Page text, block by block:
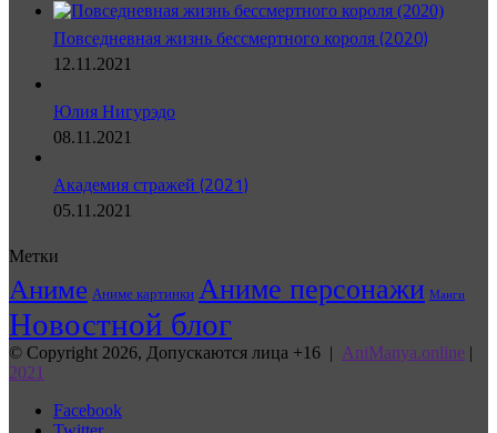
Повседневная жизнь бессмертного короля (2020)
12.11.2021
Юлия Нигурэдо
08.11.2021
Академия стражей (2021)
05.11.2021
Метки
Аниме Аниме картинки Аниме персонажи Манги
Новостной блог
© Copyright 2026, Допускаются лица +16 | AniManya.online |
2021
Facebook